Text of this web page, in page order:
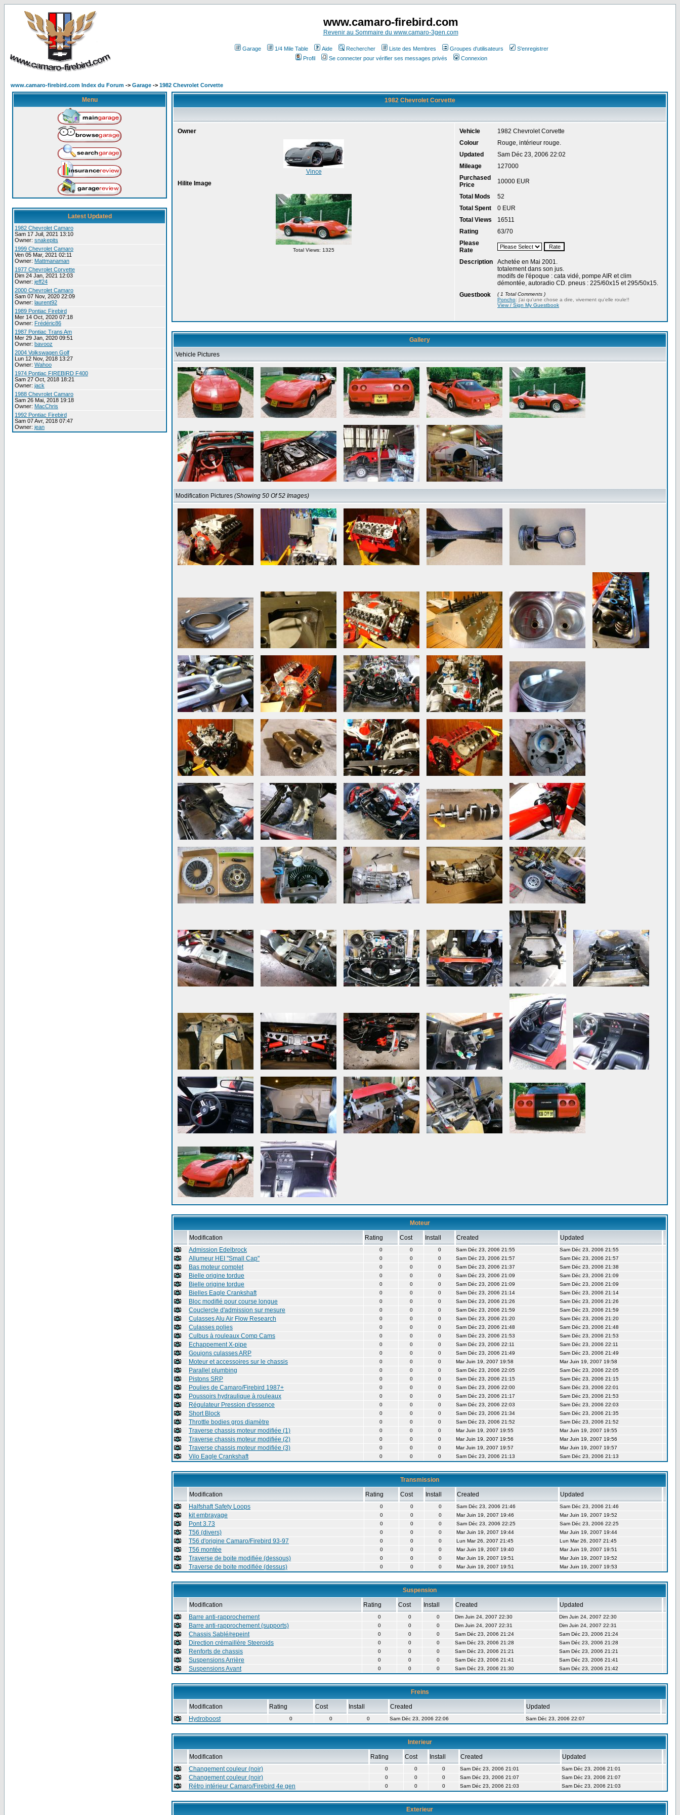
www.camaro-firebird.com
Revenir au Sommaire du www.camaro-3gen.com
Garage 1/4 Mile Table Aide Rechercher Liste des Membres Groupes d'utilisateurs
S'enregistrer
Profil
Se connecter pour vérifier ses messages privés Connexion
www.camaro-firebird.com Index du Forum -> Garage -> 1982 Chevrolet Corvette
Menu
Latest Updated
1982 Chevrolet Camaro
Sam 17 Juil, 2021 13:10
Owner: snakepits
1999 Chevrolet Camaro
Ven 05 Mar, 2021 02:11
Owner: Mattmanaman
1977 Chevrolet Corvette
Dim 24 Jan, 2021 12:03
Owner: jeff24
2000 Chevrolet Camaro
Sam 07 Nov, 2020 22:09
Owner: laurent92
1989 Pontiac Firebird
Mer 14 Oct, 2020 07:18
Owner: Frédéric86
1987 Pontiac Trans Am
Mer 29 Jan, 2020 09:51
Owner: bavooz
2004 Volkswagen Golf
Lun 12 Nov, 2018 13:27
Owner: Wahoo
1974 Pontiac FIREBIRD F400
Sam 27 Oct, 2018 18:21
Owner: jack
1988 Chevrolet Camaro
Sam 26 Mai, 2018 19:18
Owner: MacChris
1992 Pontiac Firebird
Sam 07 Avr, 2018 07:47
Owner: jean
1982 Chevrolet Corvette
Owner
Vince
Hilite Image
Total Views: 1325
Vehicle
1982 Chevrolet Corvette
Colour
Rouge, intérieur rouge.
Updated
Sam Déc 23, 2006 22:02
Mileage
127000
Purchased
Price
10000 EUR
Total Mods
52
Total Spent
0 EUR
Total Views
16511
Rating
63/70
Please
Rate
Description
Achetée en Mai 2001.
totalement dans son jus.
modifs de l'époque : cata vidé, pompe AIR et clim
démontée, autoradio CD. pneus : 225/60x15 et 295/50x15.
Guestbook
( 1 Total Comments )
Poncho: j'ai qu'une chose a dire, vivement qu'elle roule!!
View / Sign My Guestbook
Gallery
Vehicle Pictures
Modification Pictures (Showing 50 Of 52 Images)
Moteur
Modification Rating Cost Install Created
Updated
Admission Edelbrock
0 0 0 Sam Déc 23, 2006 21:55 Sam Déc 23, 2006 21:55
Allumeur HEI "Small Cap" 0 0 0 Sam Déc 23, 2006 21:57 Sam Déc 23, 2006 21:57
Bas moteur complet 0 0 0 Sam Déc 23, 2006 21:37 Sam Déc 23, 2006 21:38
Bielle origine tordue 0 0 0 Sam Déc 23, 2006 21:09 Sam Déc 23, 2006 21:09
Bielle origine tordue 0 0 0 Sam Déc 23, 2006 21:09 Sam Déc 23, 2006 21:09
Bielles Eagle Crankshaft 0 0 0 Sam Déc 23, 2006 21:14 Sam Déc 23, 2006 21:14
Bloc modifié pour course longue 0 0 0 Sam Déc 23, 2006 21:26 Sam Déc 23, 2006 21:26
Couclercle d'admission sur mesure 0 0 0 Sam Déc 23, 2006 21:59 Sam Déc 23, 2006 21:59
Culasses Alu Air Flow Research 0 0 0 Sam Déc 23, 2006 21:20 Sam Déc 23, 2006 21:20
Culasses polies 0 0 0 Sam Déc 23, 2006 21:48 Sam Déc 23, 2006 21:48
Culbus à rouleaux Comp Cams 0 0 0 Sam Déc 23, 2006 21:53 Sam Déc 23, 2006 21:53
Echappement X-pipe 0 0 0 Sam Déc 23, 2006 22:11 Sam Déc 23, 2006 22:11
Goujons culasses ARP 0 0 0 Sam Déc 23, 2006 21:49 Sam Déc 23, 2006 21:49
Moteur et accessoires sur le chassis 0 0 0 Mar Juin 19, 2007 19:58 Mar Juin 19, 2007 19:58
Parallel plumbing 0 0 0 Sam Déc 23, 2006 22:05 Sam Déc 23, 2006 22:05
Pistons SRP 0 0 0 Sam Déc 23, 2006 21:15 Sam Déc 23, 2006 21:15
Poulies de Camaro/Firebird 1987+ 0 0 0 Sam Déc 23, 2006 22:00 Sam Déc 23, 2006 22:01
Poussoirs hydraulique à rouleaux 0 0 0 Sam Déc 23, 2006 21:17 Sam Déc 23, 2006 21:53
Régulateur Pression d'essence 0 0 0 Sam Déc 23, 2006 22:03 Sam Déc 23, 2006 22:03
Short Block 0 0 0 Sam Déc 23, 2006 21:34 Sam Déc 23, 2006 21:35
Throttle bodies gros diamètre 0 0 0 Sam Déc 23, 2006 21:52 Sam Déc 23, 2006 21:52
Traverse chassis moteur modifiée (1) 0 0 0 Mar Juin 19, 2007 19:55 Mar Juin 19, 2007 19:55
Traverse chassis moteur modifiée (2) 0 0 0 Mar Juin 19, 2007 19:56 Mar Juin 19, 2007 19:56
Traverse chassis moteur modifiée (3) 0 0 0 Mar Juin 19, 2007 19:57 Mar Juin 19, 2007 19:57
Vilo Eagle Crankshaft 0 0 0 Sam Déc 23, 2006 21:13 Sam Déc 23, 2006 21:13
Transmission
Modification Rating Cost Install Created
Updated
Halfshaft Safety Loops
0 0 0 Sam Déc 23, 2006 21:46 Sam Déc 23, 2006 21:46
kit embrayage 0 0 0 Mar Juin 19, 2007 19:46 Mar Juin 19, 2007 19:52
Pont 3.73 0 0 0 Sam Déc 23, 2006 22:25 Sam Déc 23, 2006 22:25
T56 (divers) 0 0 0 Mar Juin 19, 2007 19:44 Mar Juin 19, 2007 19:44
T56 d'origine Camaro/Firebird 93-97 0 0 0 Lun Mar 26, 2007 21:45 Lun Mar 26, 2007 21:45
T56 montée 0 0 0 Mar Juin 19, 2007 19:40 Mar Juin 19, 2007 19:51
Traverse de boite modifiée (dessous) 0 0 0 Mar Juin 19, 2007 19:51 Mar Juin 19, 2007 19:52
Traverse de boite modifiée (dessus) 0 0 0 Mar Juin 19, 2007 19:51 Mar Juin 19, 2007 19:53
Suspension
Modification Rating Cost Install Created
Updated
Barre anti-rapprochement
0 0 0 Dim Juin 24, 2007 22:30 Dim Juin 24, 2007 22:30
Barre anti-rapprochement (supports) 0 0 0 Dim Juin 24, 2007 22:31 Dim Juin 24, 2007 22:31
Chassis Sablé/repeint 0 0 0 Sam Déc 23, 2006 21:24 Sam Déc 23, 2006 21:24
Direction crémaillère Steeroids 0 0 0 Sam Déc 23, 2006 21:28 Sam Déc 23, 2006 21:28
Renforts de chassis 0 0 0 Sam Déc 23, 2006 21:21 Sam Déc 23, 2006 21:21
Suspensions Arrière 0 0 0 Sam Déc 23, 2006 21:41 Sam Déc 23, 2006 21:41
Suspensions Avant 0 0 0 Sam Déc 23, 2006 21:30 Sam Déc 23, 2006 21:42
Freins
Modification Rating Cost Install Created
Updated
Hydroboost
0 0 0 Sam Déc 23, 2006 22:06 Sam Déc 23, 2006 22:07
Interieur
Modification Rating Cost Install Created
Updated
Changement couleur (noir)
0 0 0 Sam Déc 23, 2006 21:01 Sam Déc 23, 2006 21:01
Changement couleur (noir) 0 0 0 Sam Déc 23, 2006 21:07 Sam Déc 23, 2006 21:07
Rétro intérieur Camaro/Firebird 4e gen 0 0 0 Sam Déc 23, 2006 21:03 Sam Déc 23, 2006 21:03
Exterieur